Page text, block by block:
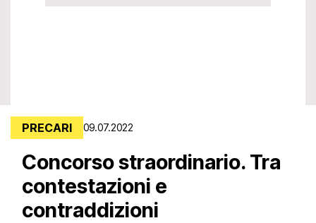
PRECARI 09.07.2022
Concorso straordinario. Tra
contestazioni e
contraddizioni